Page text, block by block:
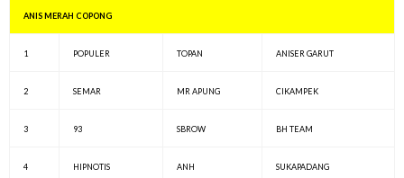
ANIS MERAH COPONG
1 POPULER TOPAN ANISER GARUT
2 SEMAR MR APUNG CIKAMPEK
3 93 SBROW BH TEAM
4 HIPNOTIS ANH SUKAPADANG